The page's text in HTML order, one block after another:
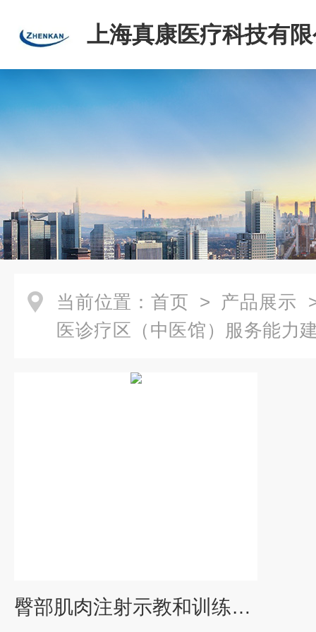
上海真康医疗科技有
当前位置： 首页 > 产品展示
医诊疗区（中医馆）服务能力
臀部肌肉注射示教和训练模型